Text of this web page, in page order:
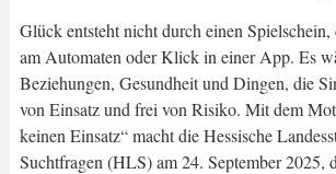
Glück entsteht nicht durch einen Spielschein,
am Automaten oder Klick in einer App. Es
Beziehungen, Gesundheit und Dingen, die
von Einsatz und frei von Risiko. Mit dem
keinen Einsatz“ macht die Hessische
Suchtfragen (HLS) am 24. September 2025,